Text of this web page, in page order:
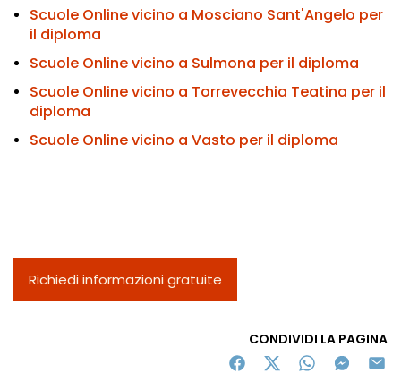
Scuole Online vicino a Mosciano Sant'Angelo per
il diploma
Scuole Online vicino a Sulmona per il diploma
Scuole Online vicino a Torrevecchia Teatina per il
diploma
Scuole Online vicino a Vasto per il diploma
Richiedi informazioni gratuite
CONDIVIDI LA PAGINA